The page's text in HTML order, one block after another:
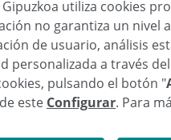
sobre
Darwin , conferencia
utiliza cookies
no garantiza un nivel
de usuario, análisis
personalizada a través
pulsando el botón "
este Configurar. Para